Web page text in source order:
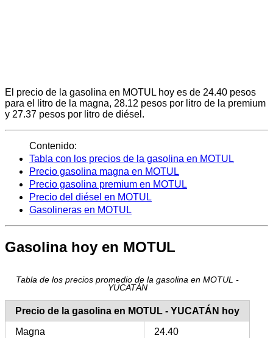
El precio de la gasolina en MOTUL hoy es de 24.40 pesos
para el litro de la magna, 28.12 pesos por litro de la premium
y 27.37 pesos por litro de diésel.
Contenido:
Tabla con los precios de la gasolina en MOTUL
Precio gasolina magna en MOTUL
Precio gasolina premium en MOTUL
Precio del diésel en MOTUL
Gasolineras en MOTUL
Gasolina hoy en MOTUL
Tabla de los precios promedio de la gasolina en MOTUL -
YUCATÁN
Precio de la gasolina en MOTUL - YUCATÁN hoy
Magna
24.40